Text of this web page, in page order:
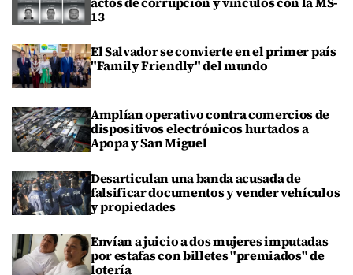
13
El Salvador se convierte en el primer país
"Family Friendly" del mundo
Amplían operativo contra comercios de
dispositivos electrónicos hurtados a
Apopa y San Miguel
Desarticulan una banda acusada de
falsificar documentos y vender vehículos
y propiedades
Envían a juicio a dos mujeres imputadas
por estafas con billetes "premiados" de
lotería